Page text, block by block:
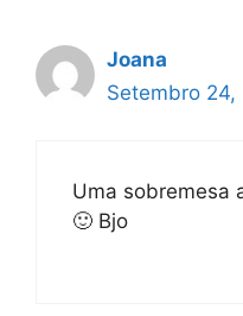
Joana
Setembro 24,
Uma sobremesa
🙂 Bjo